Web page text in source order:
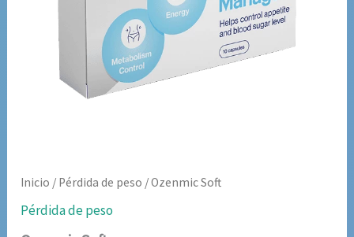
Inicio / Pérdida de peso / Ozenmic Soft
Pérdida de peso